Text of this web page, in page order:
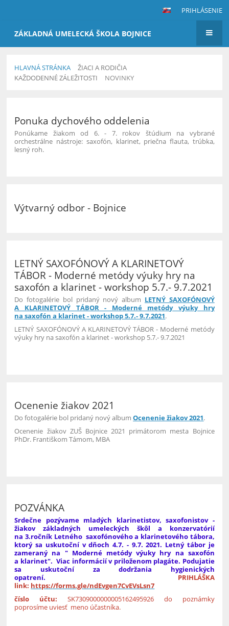
PRIHLÁSENIE
ZÁKLADNÁ UMELECKÁ ŠKOLA BOJNICE
HLAVNÁ STRÁNKA
ŽIACI A RODIČIA
KAŽDODENNÉ ZÁLEŽITOSTI
NOVINKY
Ponuka dychového oddelenia
Ponúkame žiakom od 6. - 7. rokov štúdium na vybrané
orchestrálne nástroje: saxofón, klarinet, priečna flauta, trúbka,
lesný roh.
Výtvarný odbor - Bojnice
LETNÝ SAXOFÓNOVÝ A KLARINETOVÝ
TÁBOR - Moderné metódy výuky hry na
saxofón a klarinet - workshop 5.7.- 9.7.2021
Do fotogalérie bol pridaný nový album LETNÝ SAXOFÓNOVÝ
A KLARINETOVÝ TÁBOR - Moderné metódy výuky hry
na saxofón a klarinet - workshop 5.7.- 9.7.2021.
LETNÝ SAXOFÓNOVÝ A KLARINETOVÝ TÁBOR - Moderné metódy
výuky hry na saxofón a klarinet - workshop 5.7.- 9.7.2021
Ocenenie žiakov 2021
Do fotogalérie bol pridaný nový albumOcenenie žiakov 2021.
Ocenenie žiakov ZUŠ Bojnice 2021 primátorom mesta Bojnice
PhDr. Františkom Támom, MBA
POZVÁNKA
Srdečne pozývame mladých klarinetistov, saxofonistov -
žiakov základných umeleckých škôl a konzervatórií
na 3.ročník Letného saxofónového a klarinetového tábora,
ktorý sa uskutoční v dňoch 4.7. - 9.7. 2021. Letný tábor je
zameraný na " Moderné metódy výuky hry na saxofón
a klarinet". Viac informácií v priloženom plagáte. Podujatie
sa uskutoční za dodržania hygienických
opatrení. PRIHLÁŠKA
link: https://forms.gle/ndEvgen7CvEVsLsn7
číslo účtu: SK7309000000005162495926 do poznámky
poprosíme uviesť meno účastníka.